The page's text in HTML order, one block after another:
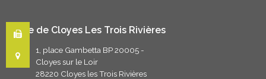
Mairie de Cloyes Les Trois Rivières
1, place Gambetta BP 20005 -
Cloyes sur le Loir
28220 Cloyes les Trois Rivières